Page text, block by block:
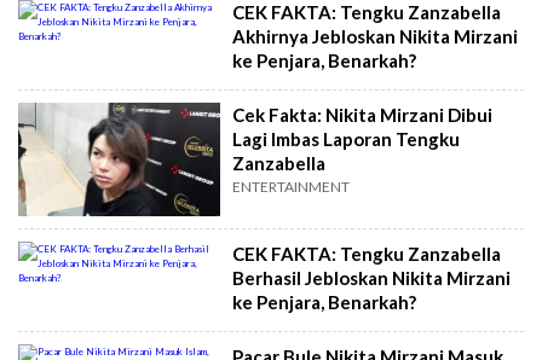
CEK FAKTA: Tengku Zanzabella
Akhirnya Jebloskan Nikita Mirzani
ke Penjara, Benarkah?
Cek Fakta: Nikita Mirzani Dibui
Lagi Imbas Laporan Tengku
Zanzabella
ENTERTAINMENT
CEK FAKTA: Tengku Zanzabella
Berhasil Jebloskan Nikita Mirzani
ke Penjara, Benarkah?